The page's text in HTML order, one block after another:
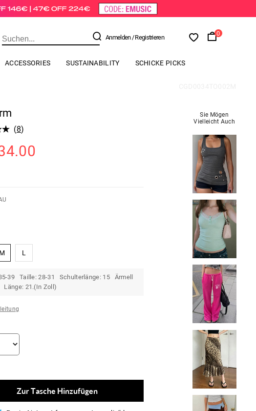
Anmelden/ Registrieren
0
ACCESSORIES SUSTAINABILITY SCHICKE PICKS
(8)
M L
39 Taille: 28-31 Schulterlänge: 15 Ärmell
Länge: 21.(In Zoll)
Zur Tasche Hinzufügen
Sie Mögen
Vielleicht Auch